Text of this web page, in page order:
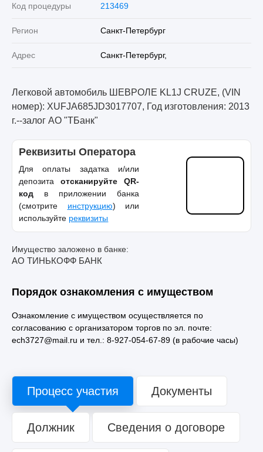
Код процедуры 213469
Регион Санкт-Петербург
Адрес Санкт-Петербург,
Легковой автомобиль ШЕВРОЛЕ KL1J CRUZE, (VIN
номер): XUFJA685JD3017707, Год изготовления: 2013
г.--залог АО "ТБанк"
Реквизиты Оператора
Для оплаты задатка и/или
депозита отсканируйте QR-
код в приложении банка
(смотрите инструкцию) или
используйте реквизиты
Имущество заложено в банке:
АО ТИНЬКОФФ БАНК
Порядок ознакомления с имуществом
Ознакомление с имуществом осуществляется по
согласованию с организатором торгов по эл. почте:
ech3727@mail.ru и тел.: 8-927-054-67-89 (в рабочие часы)
Процесс участия Документы
Должник Сведения о договоре